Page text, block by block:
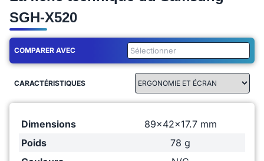
SGH-X520
COMPARER AVEC
CARACTÉRISTIQUES
Dimensions
89x42x17.7 mm
Poids
78 g